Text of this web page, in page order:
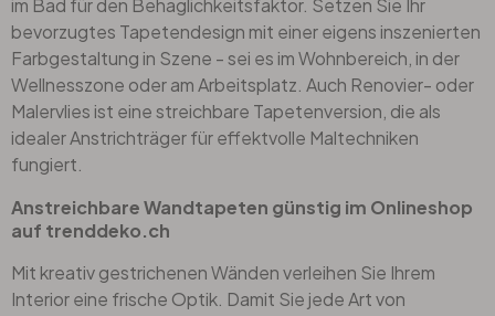
im Bad für den Behaglichkeitsfaktor. Setzen Sie Ihr
bevorzugtes Tapetendesign mit einer eigens inszenierten
Farbgestaltung in Szene - sei es im Wohnbereich, in der
Wellnesszone oder am Arbeitsplatz. Auch Renovier- oder
Malervlies ist eine streichbare Tapetenversion, die als
idealer Anstrichträger für effektvolle Maltechniken
fungiert.
Anstreichbare Wandtapeten günstig im Onlineshop
auf trenddeko.ch
Mit kreativ gestrichenen Wänden verleihen Sie Ihrem
Interior eine frische Optik. Damit Sie jede Art von